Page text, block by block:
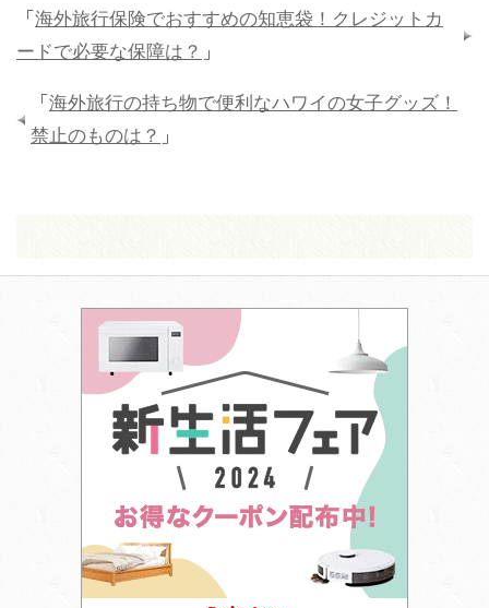
「 海外旅行保険でおすすめの知恵袋！クレジットカ
ードで必要な保障は？ 」
「 海外旅行の持ち物で便利なハワイの女子グッズ！
禁止のものは？ 」